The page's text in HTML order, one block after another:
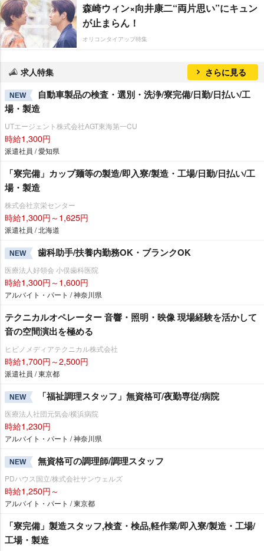
森崎ウィン×向井康二“両片思い”にキュン
が止まらん！
オリコンタイアップ特集
求人特集 さらに見る
NEW
自動車製品の検査・選別・洗浄/寮完備/日勤/日払い/工
場・製造
UTエージェント株式会社AGT東海第一CU
時給1,300円
派遣社員 / 愛知県
「寮完備」カップ麺等の製造/即入寮/製造・工場/日勤/日払い/工
場・製造
株式会社京栄センター
時給1,300円～1,625円
派遣社員 / 北海道
NEW 歯科助手/扶養内勤務OK・ブランクOK
医療法人好領会 小俣歯科医院
時給1,300円～1,600円
アルバイト・パート / 神奈川県
テクニカルオペレーター 音響・照明・映像 現場経験を活かして
音の空間演出を極める
ヒビノメディアテクニカル株式会社
時給1,700円～2,500円
派遣社員 / 東京都
NEW 「福祉調理スタッフ」無資格可/夜勤専従/病院
医療法人社団元気会/横浜病院
時給1,230円
アルバイト・パート / 神奈川県
NEW 無資格可の調理師/調理スタッフ
PDハウス国立/株式会社サンウェルズ
時給1,250円～
アルバイト・パート / 東京都
「寮完備」製造スタッフ,検査・検品,軽作業/即入寮/製造・工場/
工場・製造